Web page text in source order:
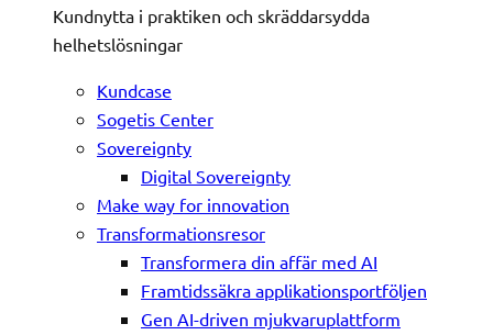
Kundnytta i praktiken och skräddarsydda
helhetslösningar
Kundcase
Sogetis Center
Sovereignty
Digital Sovereignty
Make way for innovation
Transformationsresor
Transformera din affär med AI
Framtidssäkra applikationsportföljen
Gen AI-driven mjukvaruplattform